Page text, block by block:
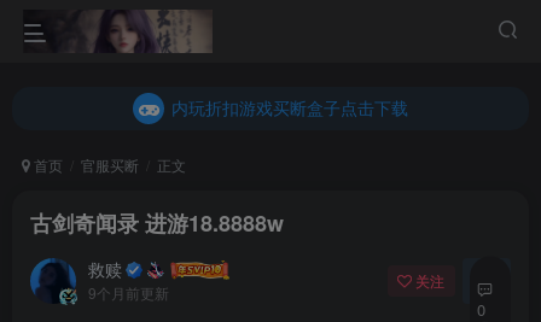
内玩折扣游戏买断盒子点击下载
内玩折扣游戏买断盒子点击下载
首页 官服买断 正文
古剑奇闻录 进游18.8888w
救赎
9个月前更新
关注 私信
0